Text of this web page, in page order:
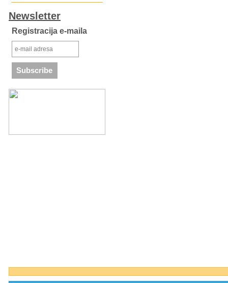
Newsletter
Registracija e-maila